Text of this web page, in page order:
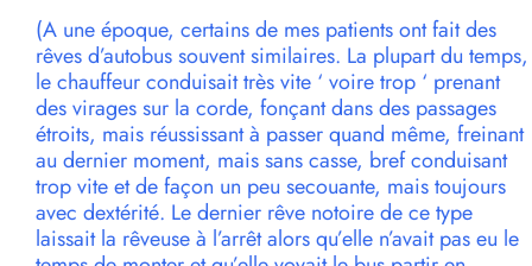
(A une époque, certains de mes patients ont fait des
rêves d’autobus souvent similaires. La plupart du temps,
le chauffeur conduisait très vite ‘ voire trop ‘ prenant
des virages sur la corde, fonçant dans des passages
étroits, mais réussissant à passer quand même, freinant
au dernier moment, mais sans casse, bref conduisant
trop vite et de façon un peu secouante, mais toujours
avec dextérité. Le dernier rêve notoire de ce type
laissait la rêveuse à l’arrêt alors qu’elle n’avait pas eu le